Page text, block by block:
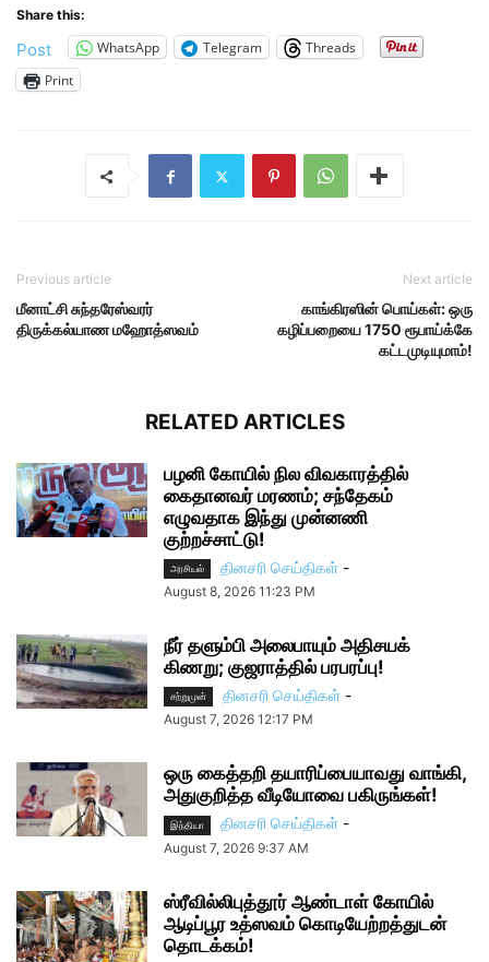
Share this:
Post WhatsApp Telegram
Threads
Print
Previous article
மீனாட்சி சுந்தரேஸ்வரர்
திருக்கல்யாண மஹோத்ஸவம்
Next article
காங்கிரஸின் பொய்கள்: ஒரு
கழிப்பறையை 1750 ரூபாய்க்கே
கட்டமுடியுமாம்!
RELATED ARTICLES
பழனி கோயில் நில விவகாரத்தில்
கைதானவர் மரணம்; சந்தேகம்
எழுவதாக இந்து முன்னணி
குற்றச்சாட்டு!
அரசியல் தினசரி செய்திகள் -
August 8, 2026 11:23 PM
நீர் தளும்பி அலைபாயும் அதிசயக்
கிணறு; குஜராத்தில் பரபரப்பு!
சற்றுமுன் தினசரி செய்திகள் -
August 7, 2026 12:17 PM
ஒரு கைத்தறி தயாரிப்பையாவது வாங்கி,
அதுகுறித்த வீடியோவை பகிருங்கள்!
இந்தியா தினசரி செய்திகள் -
August 7, 2026 9:37 AM
ஸ்ரீவில்லிபுத்தூர் ஆண்டாள் கோயில்
ஆடிப்பூர உத்ஸவம் கொடியேற்றத்துடன்
தொடக்கம்!